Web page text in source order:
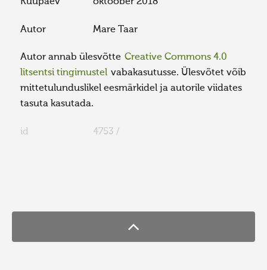
Autor Mare Taar
Autor annab ülesvõtte Creative Commons 4.0
litsentsi tingimustel vabakasutusse. Ülesvõtet võib
mittetulunduslikel eesmärkidel ja autorile viidates
tasuta kasutada.
id 4753 /